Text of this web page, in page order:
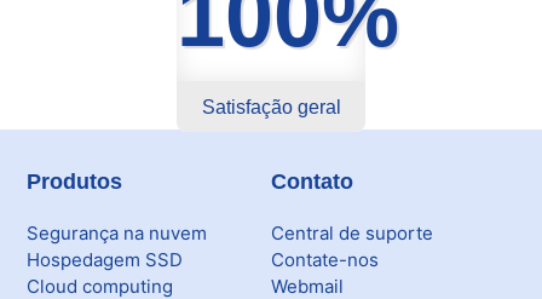
Satisfação geral
Produtos
Segurança na nuvem
Hospedagem SSD
Cloud computing
Contato
Central de suporte
Contate-nos
Webmail